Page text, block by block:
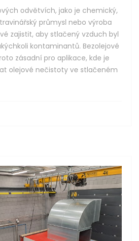
odvětvích, jako je chemický,
průmysl nebo výroba
zajistit, aby stlačený vzduch byl
kontaminantů. Bezolejové
zásadní pro aplikace, kde je
olejové nečistoty ve stlačeném